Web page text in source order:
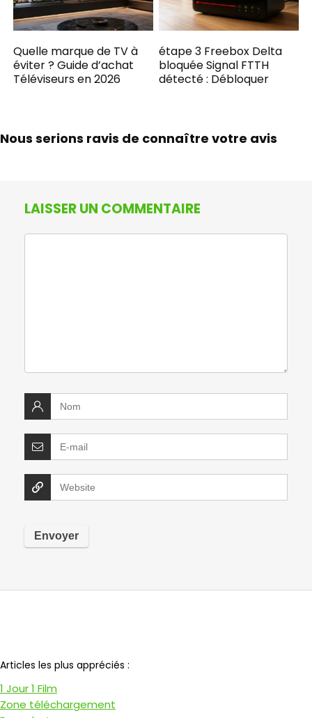
Quelle marque de TV à
éviter ? Guide d’achat
Téléviseurs en 2026
étape 3 Freebox Delta
bloquée Signal FTTH
détecté : Débloquer
Nous serions ravis de connaître votre avis
LAISSER UN COMMENTAIRE
Articles les plus appréciés :
1 Jour 1 Film
Zone téléchargement